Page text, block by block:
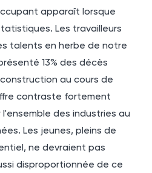
apparaît lorsque
Les travailleurs
talents en herbe de notre
13% des décès
au cours de
contraste fortement
des industries au
Les jeunes, pleins de
ne devraient pas
disproportionnée de ce